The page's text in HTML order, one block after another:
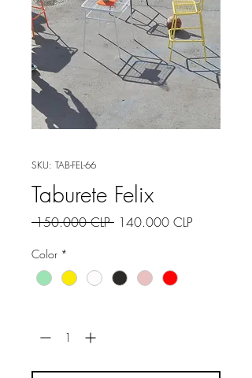
SKU: TAB-FEL-66
Taburete Felix
150.000 CLP Precio
140.000 CLP
Color *